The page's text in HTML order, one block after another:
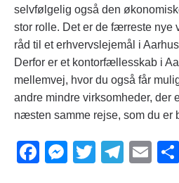
selvfølgelig også den
stor rolle. Det er de færreste nye
råd til et erhvervslejemål i
Derfor er et kontorfællesskab i
mellemvej, hvor du også får
andre mindre virksomheder, der
næsten samme rejse, som du er
F
M
T
T
E